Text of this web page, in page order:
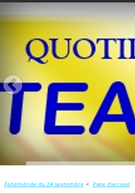
Éphéméride du 24 septembre
Page d'accueil